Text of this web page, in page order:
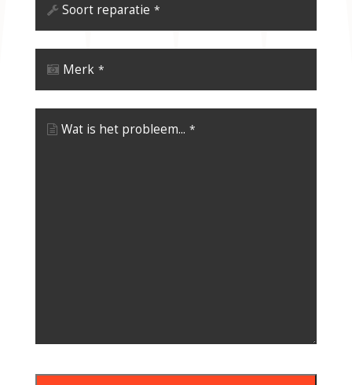
Soort reparatie *
Merk *
Wat is het probleem... *